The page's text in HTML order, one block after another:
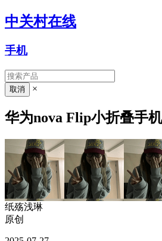
中关村在线
手机
×
华为nova Flip小折叠手
纸殇浅琳
原创